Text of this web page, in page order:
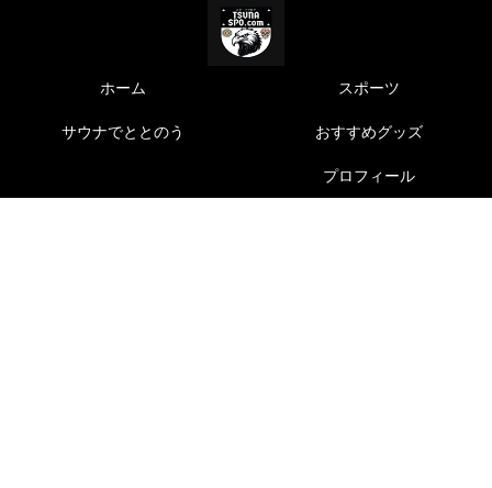
ホーム スポーツ
サウナでととのう おすすめグッズ
プロフィール